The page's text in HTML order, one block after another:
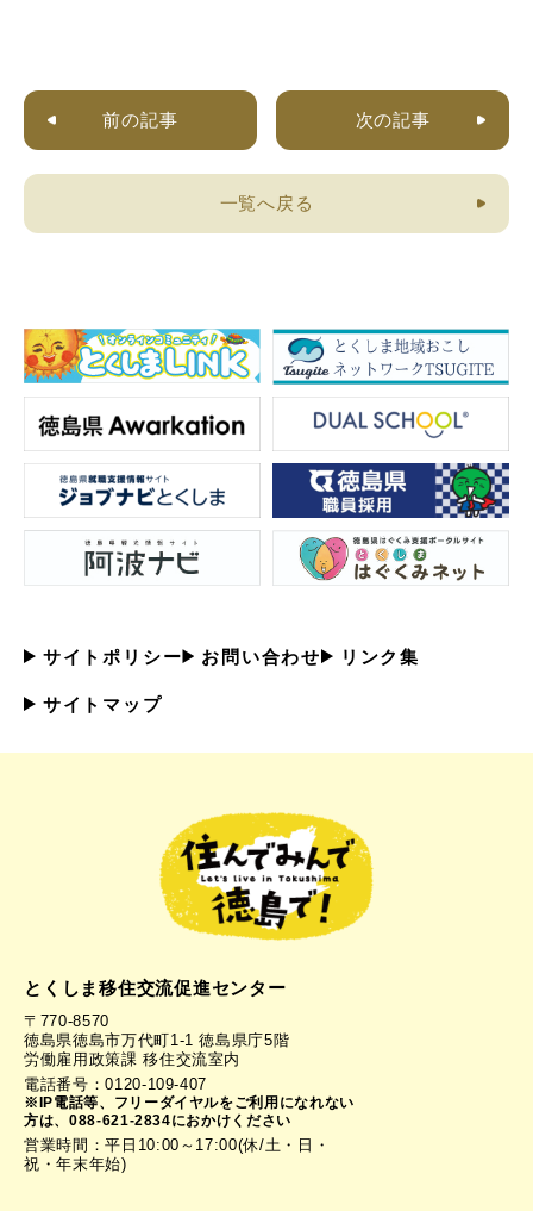
前の記事 次の記事
一覧へ戻る
サイトポリシー お問い合わせ リンク集
サイトマップ
とくしま移住交流促進センター
〒770-8570
徳島県徳島市万代町1-1 徳島県庁5階
労働雇用政策課 移住交流室内
電話番号：0120-109-407
※IP電話等、フリーダイヤルをご利用になれない
方は、088-621-2834におかけください
営業時間：平日10:00～17:00(休/土・日・
祝・年末年始)